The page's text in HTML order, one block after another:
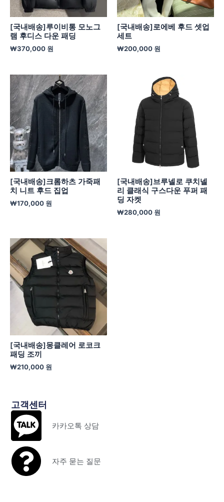
[국내배송]루이비통 모노그
램 후디스 다운 패딩
₩370,000 원
[국내배송]로에베 후드 셋업
세트
₩200,000 원
[국내배송]크롬하츠 가죽패
치 니트 후드 집업
₩170,000 원
[국내배송]브루넬로 쿠치넬
리 클래식 구스다운 푸퍼 패
딩 자켓
₩280,000 원
[국내배송]몽클레어 로코크
패딩 조끼
₩210,000 원
고객센터
카카오톡 상담
자주 묻는 질문